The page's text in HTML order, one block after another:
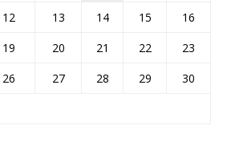
12 13 14 15
16
19 20 21 22
23
26 27 28 29
30